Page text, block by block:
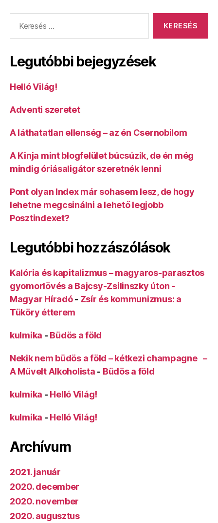
Legutóbbi bejegyzések
Helló Világ!
Adventi szeretet
A láthatatlan ellenség – az én Csernobilom
A Kinja mint blogfelület búcsúzik, de én még
mindig óriásaligátor szeretnék lenni
Pont olyan Index már sohasem lesz, de hogy
lehetne megcsinálni a lehető legjobb
Posztindexet?
Legutóbbi hozzászólások
Kalória és kapitalizmus – magyaros-parasztos
gyomorlövés a Bajcsy-Zsilinszky úton -
Magyar Híradó- Zsír és kommunizmus: a
Tüköry étterem
kulmika - Büdös a föld
Nekik nem büdös a föld – kétkezi champagne –
A Művelt Alkoholista - Büdös a föld
kulmika - Helló Világ!
kulmika - Helló Világ!
Archívum
2021. január
2020. december
2020. november
2020. augusztus